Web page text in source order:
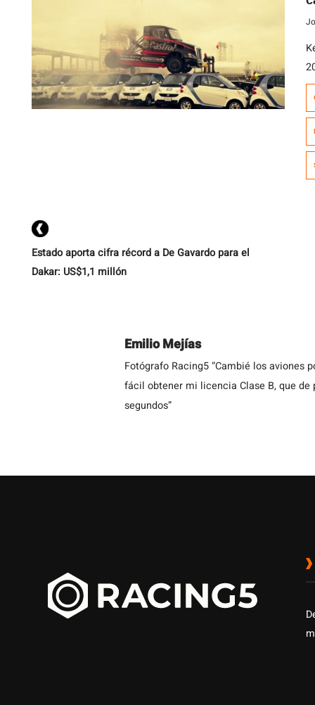
Estado aporta cifra récord a De Gavardo para el
Dakar: US$1,1 millón
Emilio Mejías
Fotógrafo Racing5 “Cambié los aviones
fácil obtener mi licencia Clase B, que
segundos”